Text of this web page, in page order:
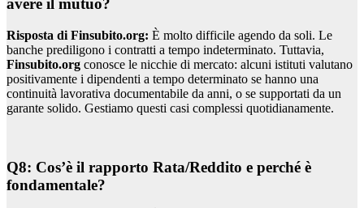
avere il mutuo?
Risposta di Finsubito.org: È molto difficile agendo da soli. Le
banche prediligono i contratti a tempo indeterminato. Tuttavia,
Finsubito.org conosce le nicchie di mercato: alcuni istituti valutano
positivamente i dipendenti a tempo determinato se hanno una
continuità lavorativa documentabile da anni, o se supportati da un
garante solido. Gestiamo questi casi complessi quotidianamente.
Q8: Cos’è il rapporto Rata/Reddito e perché è
fondamentale?